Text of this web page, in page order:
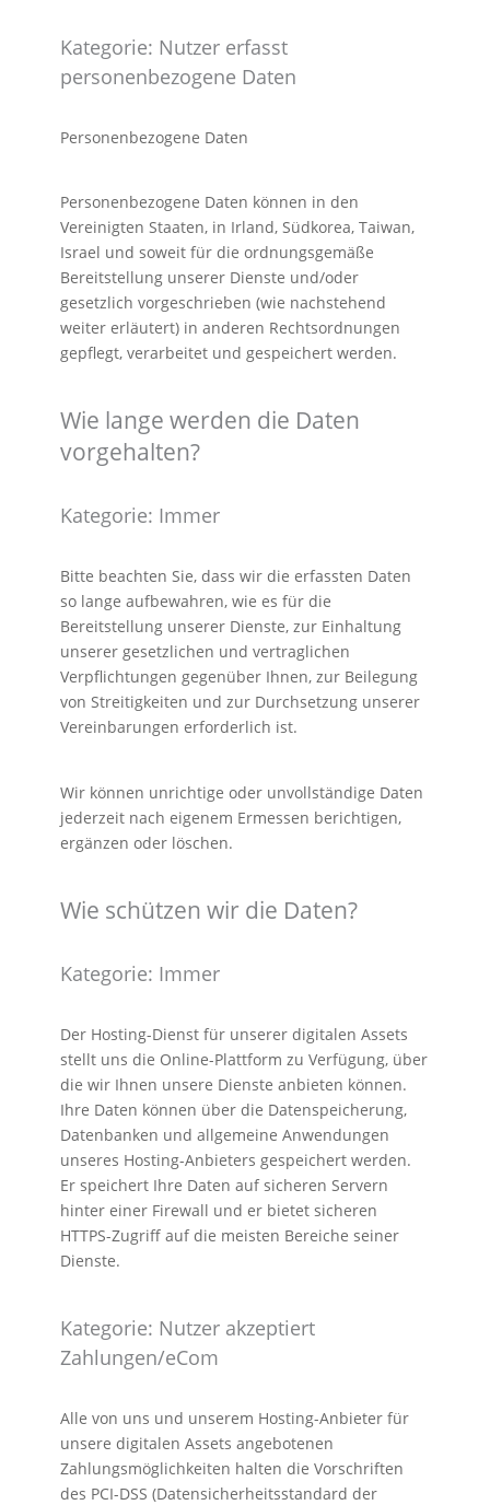
Kategorie: Nutzer erfasst
personenbezogene Daten
Personenbezogene Daten
Personenbezogene Daten können in den
Vereinigten Staaten, in Irland, Südkorea, Taiwan,
Israel und soweit für die ordnungsgemäße
Bereitstellung unserer Dienste und/oder
gesetzlich vorgeschrieben (wie nachstehend
weiter erläutert) in anderen Rechtsordnungen
gepflegt, verarbeitet und gespeichert werden.
Wie lange werden die Daten
vorgehalten?
Kategorie: Immer
Bitte beachten Sie, dass wir die erfassten Daten
so lange aufbewahren, wie es für die
Bereitstellung unserer Dienste, zur Einhaltung
unserer gesetzlichen und vertraglichen
Verpflichtungen gegenüber Ihnen, zur Beilegung
von Streitigkeiten und zur Durchsetzung unserer
Vereinbarungen erforderlich ist.
Wir können unrichtige oder unvollständige Daten
jederzeit nach eigenem Ermessen berichtigen,
ergänzen oder löschen.
Wie schützen wir die Daten?
Kategorie: Immer
Der Hosting-Dienst für unserer digitalen Assets
stellt uns die Online-Plattform zu Verfügung, über
die wir Ihnen unsere Dienste anbieten können.
Ihre Daten können über die Datenspeicherung,
Datenbanken und allgemeine Anwendungen
unseres Hosting-Anbieters gespeichert werden.
Er speichert Ihre Daten auf sicheren Servern
hinter einer Firewall und er bietet sicheren
HTTPS-Zugriff auf die meisten Bereiche seiner
Dienste.
Kategorie: Nutzer akzeptiert
Zahlungen/eCom
Alle von uns und unserem Hosting-Anbieter für
unsere digitalen Assets angebotenen
Zahlungsmöglichkeiten halten die Vorschriften
des PCI-DSS (Datensicherheitsstandard der